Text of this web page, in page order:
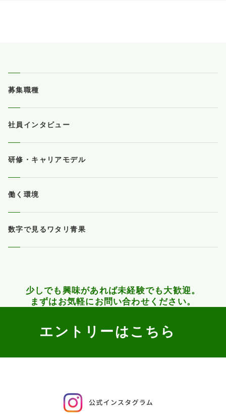
募集職種
社員インタビュー
研修・キャリアモデル
働く環境
数字で見るワタリ青果
少しでも興味があれば未経験でも大歓迎。
まずはお気軽にお問い合わせください。
エントリーはこちら